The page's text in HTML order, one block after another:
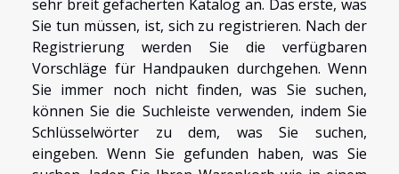
sehr breit gefächerten Katalog an. Das erste, was
Sie tun müssen, ist, sich zu registrieren. Nach der
Registrierung werden Sie die verfügbaren
Vorschläge für Handpauken durchgehen. Wenn
Sie immer noch nicht finden, was Sie suchen,
können Sie die Suchleiste verwenden, indem Sie
Schlüsselwörter zu dem, was Sie suchen,
eingeben. Wenn Sie gefunden haben, was Sie